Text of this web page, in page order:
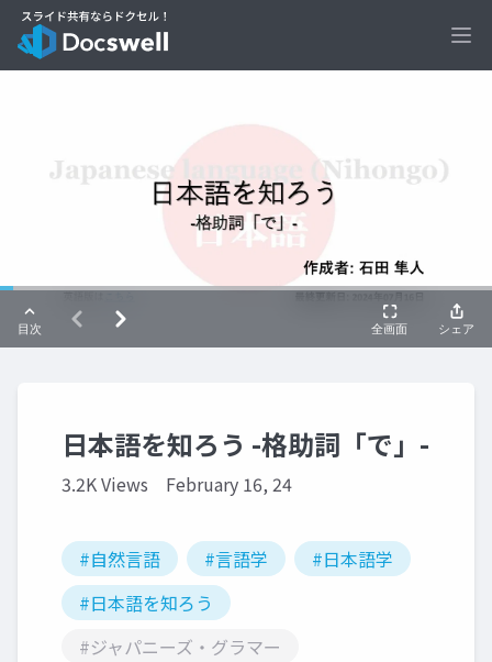
日本語を知ろう -格助詞「で」-
3.2K Views February 16, 24
#自然言語 #言語学
#日本語学
#日本語を知ろう
#ジャパニーズ・グラマー